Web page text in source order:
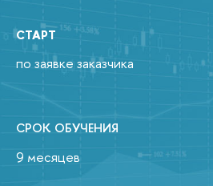
СТАРТ
по заявке заказчика
СРОК ОБУЧЕНИЯ
9 месяцев